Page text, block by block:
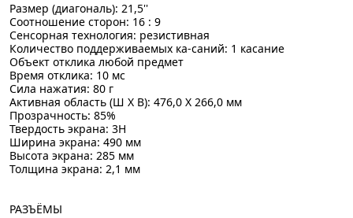
Размер (диагональ): 21,5''
Соотношение сторон: 16 : 9
Сенсорная технология: резистивная
Количество поддерживаемых ка-саний: 1 касание
Объект отклика любой предмет
Время отклика: 10 мс
Сила нажатия: 80 г
Активная область (Ш X В): 476,0 X 266,0 мм
Прозрачность: 85%
Твердость экрана: 3H
Ширина экрана: 490 мм
Высота экрана: 285 мм
Толщина экрана: 2,1 мм
РАЗЪЁМЫ